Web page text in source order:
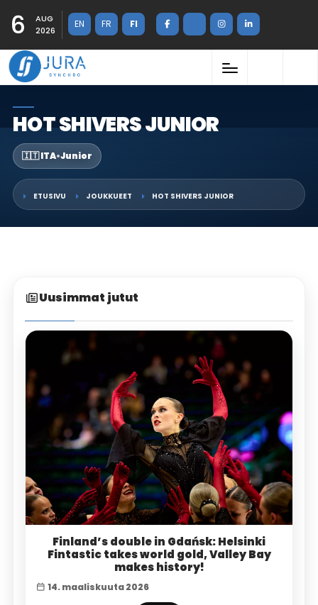
6
AUG
2026
EN FR FI
HOT SHIVERS JUNIOR
🇮🇹 ITA•Junior
ETUSIVU JOUKKUEET HOT SHIVERS JUNIOR
Uusimmat jutut
Finland’s double in Gdańsk: Helsinki
Fintastic takes world gold, Valley Bay
makes history!
14. maaliskuuta 2026